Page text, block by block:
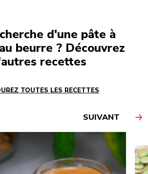
d'une pâte à
beurre ? Découvrez
recettes
TOUTES LES RECETTES
SUIVANT